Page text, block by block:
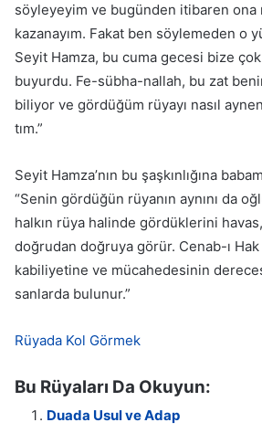
söyleyeyim ve bugünden itibaren
kazanayım. Fakat ben söylemeden o
Seyit Hamza, bu cuma gecesi bize
buyurdu. Fe-sübha-nallah, bu zat
biliyor ve gördüğüm rüyayı nasıl
tım.”
Seyit Hamza’nın bu şaşkınlığına
“Senin gördüğün rüyanın aynını da
halkın rüya halinde gördüklerini
doğrudan doğruya görür. Cenab-ı
kabiliyetine ve mücahedesinin
sanlarda bulunur.”
Rüyada Kol Görmek
Bu Rüyaları Da Okuyun:
Duada Usul ve Adap